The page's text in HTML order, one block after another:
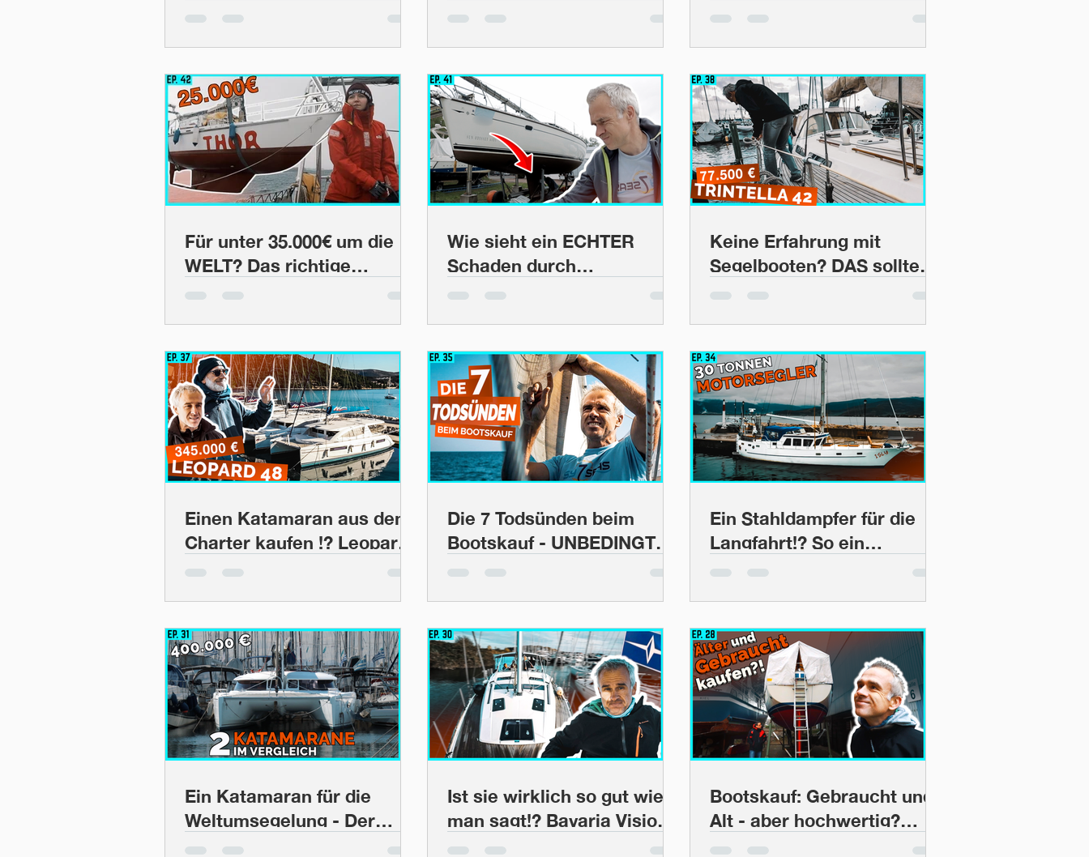
perfektem Zustand |
Schwierige Aufgabe |
spezielles Gutachten) |
Für unter 35.000€ um die
WELT? Das richtige
Segelboot für Anika! |
Wie sieht ein ECHTER
Schaden durch
GRUNDBERÜHRUNG aus?
Keine Erfahrung mit
Segelbooten? DAS solltest
DU machen! | BootsProfis
Einen Katamaran aus dem
Charter kaufen !? Leopard
48 im technischen Check |
Die 7 Todsünden beim
Bootskauf - UNBEDINGT
VERMEIDEN! | BootsProfis
Ein Stahldampfer für die
Langfahrt!? So ein
Segelboot hatten wir auch
Ein Katamaran für die
Weltumsegelung - Der
KOMPROMISS aus Platz
Ist sie wirklich so gut wie
man sagt!? Bavaria Vision
42 im Gutachten |
Bootskauf: Gebraucht und
Alt - aber hochwertig?
Gutachten einer